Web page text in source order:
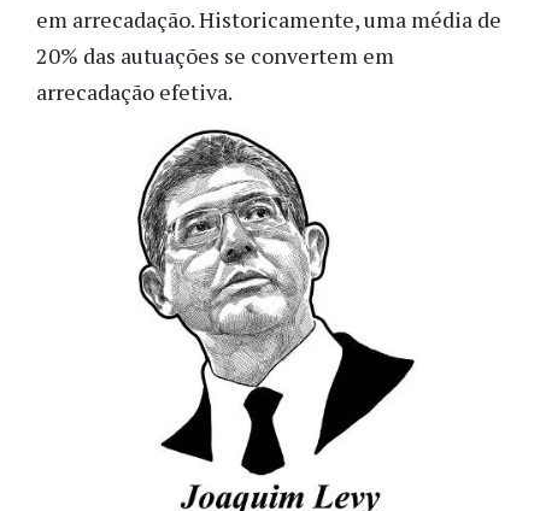
em arrecadação. Historicamente, uma média de
20% das autuações se convertem em
arrecadação efetiva.